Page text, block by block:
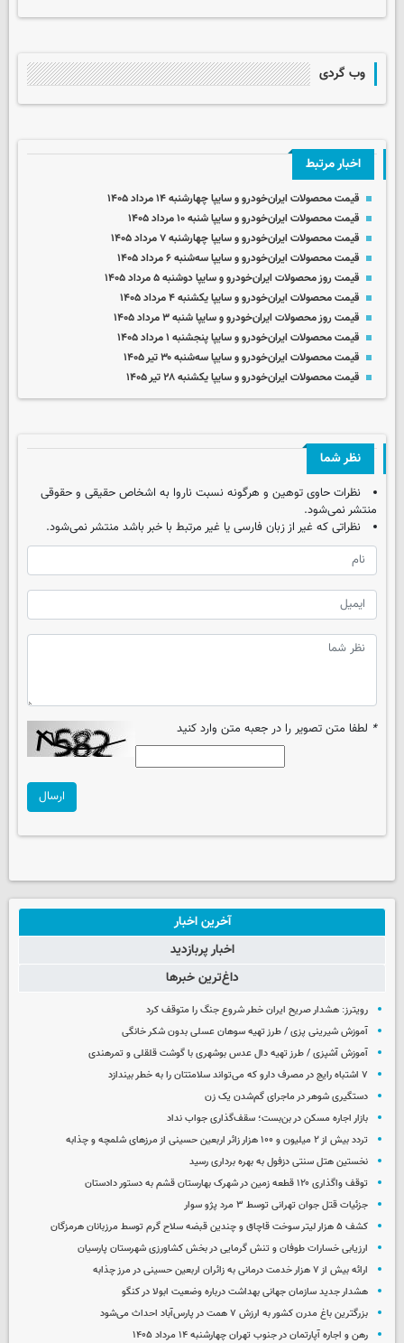
وب گردی
اخبار مرتبط
قیمت محصولات ایران‌خودرو و سایپا چهارشنبه ۱۴ مرداد ۱۴۰۵
قیمت محصولات ایران‌خودرو و سایپا شنبه ۱۰ مرداد ۱۴۰۵
قیمت محصولات ایران‌خودرو و سایپا چهارشنبه ۷ مرداد ۱۴۰۵
قیمت محصولات ایران‌خودرو و سایپا سه‌شنبه ۶ مرداد ۱۴۰۵
قیمت روز محصولات ایران‌خودرو و سایپا دوشنبه ۵ مرداد ۱۴۰۵
قیمت محصولات ایران‌خودرو و سایپا یکشنبه ۴ مرداد ۱۴۰۵
قیمت روز محصولات ایران‌خودرو و سایپا شنبه ۳ مرداد ۱۴۰۵
قیمت محصولات ایران‌خودرو و سایپا پنجشنبه ۱ مرداد ۱۴۰۵
قیمت محصولات ایران‌خودرو و سایپا سه‌شنبه ۳۰ تیر ۱۴۰۵
قیمت محصولات ایران‌خودرو و سایپا یکشنبه ۲۸ تیر ۱۴۰۵
نظر شما
نظرات حاوی توهین و هرگونه نسبت ناروا به اشخاص حقیقی و حقوقی
منتشر نمی‌شود.
نظراتی که غیر از زبان فارسی یا غیر مرتبط با خبر باشد منتشر نمی‌شود.
* لطفا متن تصویر را در جعبه متن وارد کنید
ارسال
آخرین اخبار
اخبار پربازدید
داغ‌ترین خبرها
رویترز: هشدار صریح ایران خطر شروع جنگ را متوقف کرد
آموزش شیرینی پزی / طرز تهیه سوهان عسلی بدون شکر خانگی
آموزش آشپزی / طرز تهیه دال عدس بوشهری با گوشت قلقلی و تمرهندی
۷ اشتباه رایج در مصرف دارو که می‌تواند سلامتتان را به خطر بیندازد
دستگیری شوهر در ماجرای گم‌شدن یک زن
بازار اجاره مسکن در بن‌بست؛ سقف‌گذاری جواب نداد
تردد بیش از ۲ میلیون و ۱۰۰ هزار زائر اربعین حسینی از مرزهای شلمچه و چذابه
نخستین هتل سنتی دزفول به بهره برداری رسید
توقف واگذاری ۱۲۰ قطعه زمین در شهرک بهارستان قشم به دستور دادستان
جزئیات قتل جوان تهرانی توسط ۳ مرد پژو سوار
کشف ۵ هزار لیتر سوخت قاچاق و چندین قبضه سلاح گرم توسط مرزبانان هرمزگان
ارزیابی خسارات طوفان و تنش گرمایی در بخش کشاورزی شهرستان پارسیان
ارائه بیش از ۷ هزار خدمت درمانی به زائران اربعین حسینی در مرز چذابه
هشدار جدید سازمان جهانی بهداشت درباره وضعیت ابولا در کنگو
بزرگترین باغ مدرن کشور به ارزش ۷ همت در پارس‌آباد احداث می‌شود
رهن و اجاره آپارتمان در جنوب تهران چهارشنبه ۱۴ مرداد ۱۴۰۵